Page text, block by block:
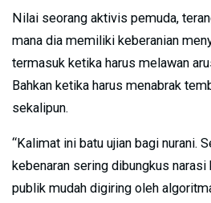
Nilai seorang aktivis pemuda,
mana dia memiliki keberanian
termasuk ketika harus melawan
Bahkan ketika harus menabrak
sekalipun.
“Kalimat ini batu ujian bagi nurani.
kebenaran sering dibungkus narasi
publik mudah digiring oleh